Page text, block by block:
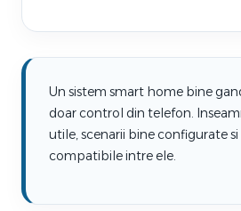
Un sistem smart home bine
doar control din telefon.
utile, scenarii bine configurate
compatibile intre ele.